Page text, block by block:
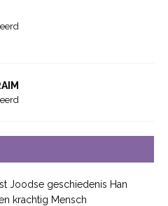
Joodse geschiedenis Han
krachtig Mensch